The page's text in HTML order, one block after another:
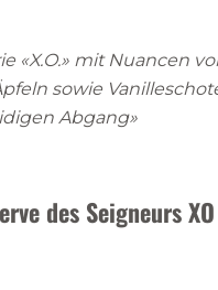
«X.O.» mit Nuancen
sowie
Abgang»
des Seigneurs